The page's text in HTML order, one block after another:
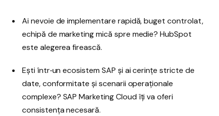
Ai nevoie de implementare rapidă, buget controlat,
echipă de marketing mică spre medie? HubSpot
este alegerea firească.
Ești într‑un ecosistem SAP și ai cerințe stricte de
date, conformitate și scenarii operaționale
complexe? SAP Marketing Cloud îți va oferi
consistența necesară.